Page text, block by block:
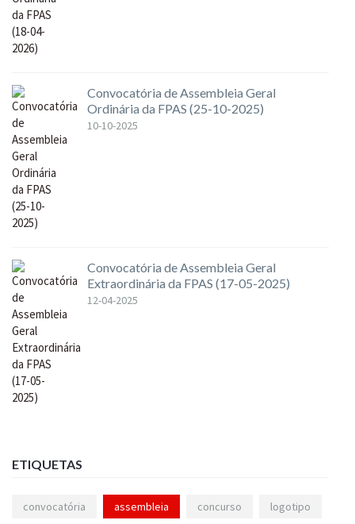
Convocatória de Assembleia Geral
Ordinária da FPAS (25-10-2025)
10-10-2025
Convocatória de Assembleia Geral
Extraordinária da FPAS (17-05-2025)
12-04-2025
ETIQUETAS
convocatória assembleia concurso logotipo